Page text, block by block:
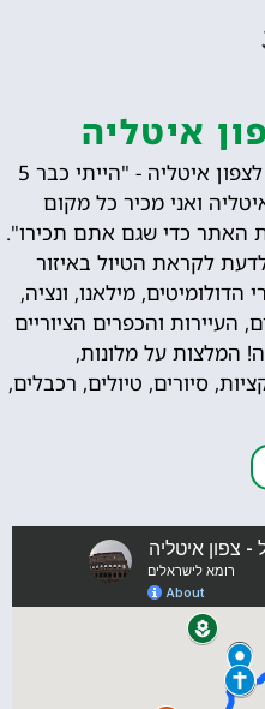
איטליה
לירון המומחה לצפון איטליה - "הייתי כבר 5
ואני מכיר כל מקום
האתר כדי שגם אתם תכירו".
לקראת הטיול באיזור
הדולומיטים, מילאנו, ונציה,
העיירות והכפרים הציוריים
המלצות על מלונות,
סיורים, טיולים, רכבלים,